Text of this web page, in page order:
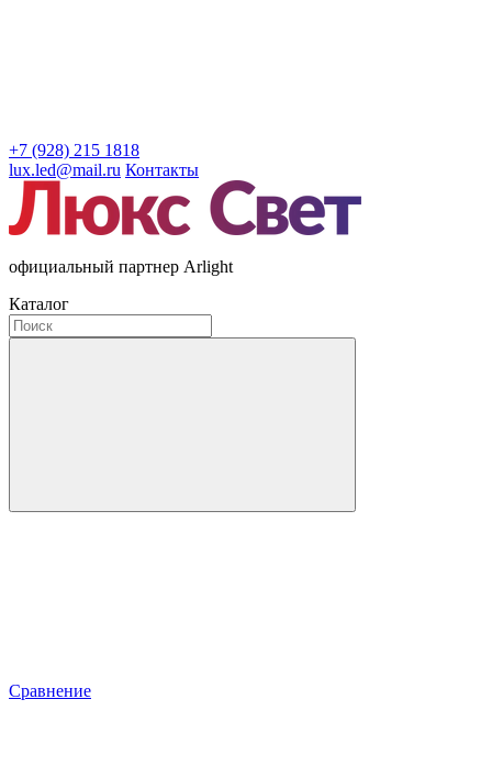
+7 (928) 215 1818
lux.led@mail.ru Контакты
официальный партнер Arlight
Каталог
Сравнение